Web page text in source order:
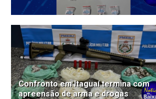
Confronto em Itaguaí termina com
apreensão de arma e drogas